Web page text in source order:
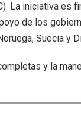
La iniciativa es
de los
Suecia y
y la